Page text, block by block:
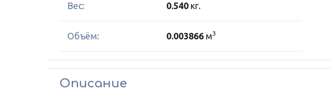
Вес: 0.540 кг.
Объём: 0.003866 м3
Описание